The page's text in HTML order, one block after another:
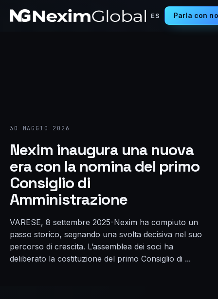
ES Parla con
30 MAGGIO 2026
Nexim inaugura una nuova
era con la nomina del primo
Consiglio di
Amministrazione
VARESE, 8 settembre 2025-Nexim ha compiuto un
passo storico, segnando una svolta decisiva nel suo
percorso di crescita. L’assemblea dei soci ha
deliberato la costituzione del primo Consiglio di ...